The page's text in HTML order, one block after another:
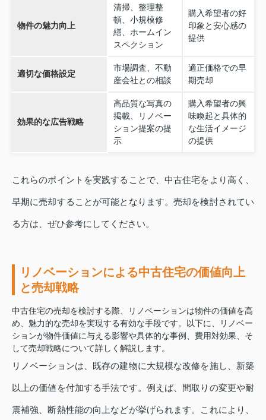
物件の魅力向上
清掃、整理整
頓、小規模修
繕、ホームイン
スペクション
購入希望者の好
印象と安心感の
提供
適切な価格設定
市場調査、不動
産会社との相談
適正価格での早
期売却
効果的な広告戦略
高品質な写真の
掲載、リノベー
ション提案の提
示
購入希望者の興
味喚起と具体的
な生活イメージ
の提供
これらのポイントを実践することで、中古住宅をより高く、
早期に売却することが可能となります。売却を検討されてい
る方は、ぜひ参考にしてください。
リノベーションによる中古住宅の価値向上
と売却戦略
中古住宅の売却を検討する際、リノベーションは物件の価値を高
め、魅力的な売却を実現する有効な手段です。以下に、リノベー
ションが物件価値に与える影響や具体的な事例、費用対効果、そ
して売却戦略について詳しく解説します。
リノベーションは、既存の建物に大規模な改修を施し、新築
以上の価値を付加する手法です。例えば、間取りの変更や耐
震補強、断熱性能の向上などが挙げられます。これにより、